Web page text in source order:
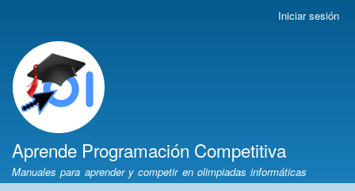
cuenta
de
usuario
Iniciar sesión
Aprende Programación Competitiva
Manuales para aprender y competir en olimpiadas informáticas